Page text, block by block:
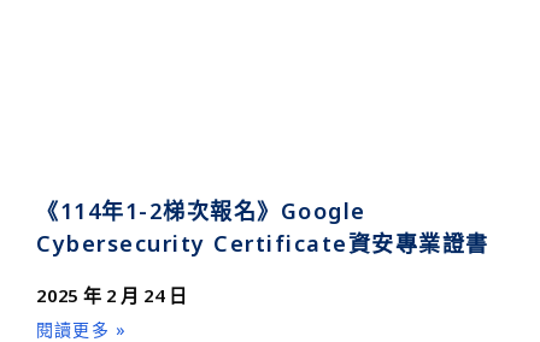
《114年1-2梯次報名》Google
Cybersecurity Certificate資安專業證書
2025 年 2 月 24 日
閱讀更多 »